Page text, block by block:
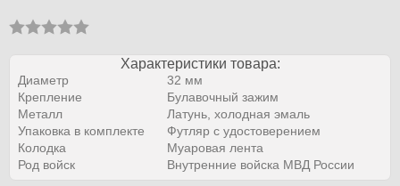
Характеристики товара:
Диаметр
32 мм
Крепление
Булавочный зажим
Металл
Латунь, холодная эмаль
Упаковка в комплекте
Футляр с удостоверением
Колодка
Муаровая лента
Род войск
Внутренние войска МВД России